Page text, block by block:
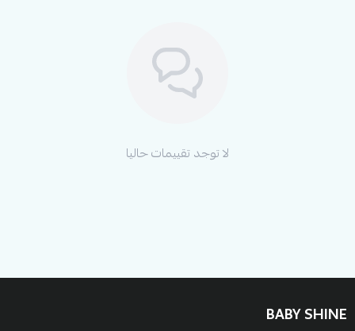
والبعوض، مما يجعل نوم طفلك أكثر أمانًا.
مرتبة مريحة لحديثي الولادة:توفر الراحة التي يحتاجها
المساحة، مما يجعل من السرير خيارًا عمليًا ومناسبًا
السعودية،
لا توجد تقييمات حاليا
BABY SHINE